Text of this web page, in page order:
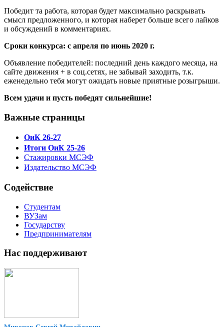
Победит та работа, которая будет максимально раскрывать
смысл предложенного, и которая наберет больше всего лайков
и обсуждений в комментариях.
Сроки конкурса: с апреля по июнь 2020 г.
Объявление победителей: последний день каждого месяца, на
сайте движения + в соц.сетях, не забывай заходить, т.к.
еженедельно тебя могут ожидать новые приятные розыгрыши.
Всем удачи и пусть победят сильнейшие!
Важные страницы
ОиК 26-27
Итоги ОиК 25-26
Стажировки МСЭФ
Издательство МСЭФ
Содействие
Студентам
ВУЗам
Государству
Предпринимателям
Нас поддерживают